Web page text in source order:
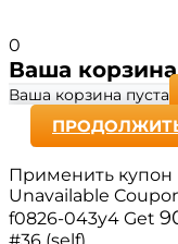
0
Ваша корзина
Ваша корзина пуста
Применить купон
Unavailable
f0826-043y4 Get